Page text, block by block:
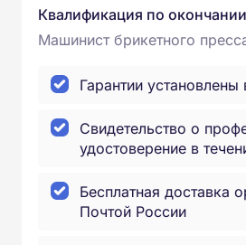
Квалификация по
Машинист брикетного
Гарантии
Свидетельство о
удостоверение в
Бесплатная доставка
Почтой России